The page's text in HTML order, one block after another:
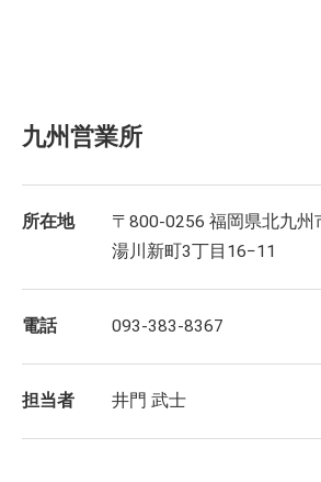
九州営業所
所在地
〒800-0256 福岡県北九州
湯川新町3丁目16−11
電話 093-383-8367
担当者 井門 武士